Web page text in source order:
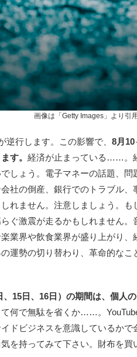
画像は「Getty Images」より引用
行します。この影響で、 8月10
す。 経済が止まっている……。
しょう。電子マネーの話題、問
社の倒産、銀行でのトラブル
れません。注意しましょう。
ぐ激震が走るかもしれません。
業界や飲食業界が盛り上がり
運勢の切り替わり、革命的なこ
、15日、16日）の期間は、個人
何で無駄を省くか……。
ドビジネスを意識しているか
を持ってみて下さい。財布を